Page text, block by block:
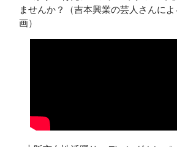
ませんか？（吉本興業の芸人さんに
画）